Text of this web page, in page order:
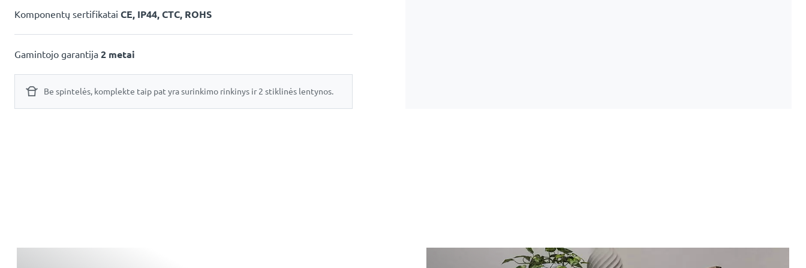
Komponentų sertifikatai CE, IP44, CTC, ROHS
Gamintojo garantija 2 metai
Be spintelės, komplekte taip pat yra surinkimo rinkinys ir 2 stiklinės lentynos.